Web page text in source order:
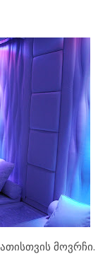
მოვრჩი.